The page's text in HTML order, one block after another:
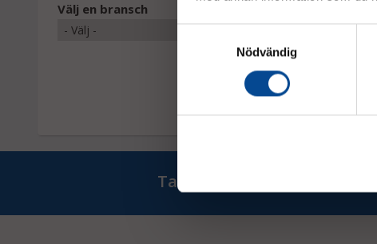
Nödvändig
Välj en bransch
antracit
Finns i fyra storlekar
Fr.4 937,50 kr
Ta del av våra bästa